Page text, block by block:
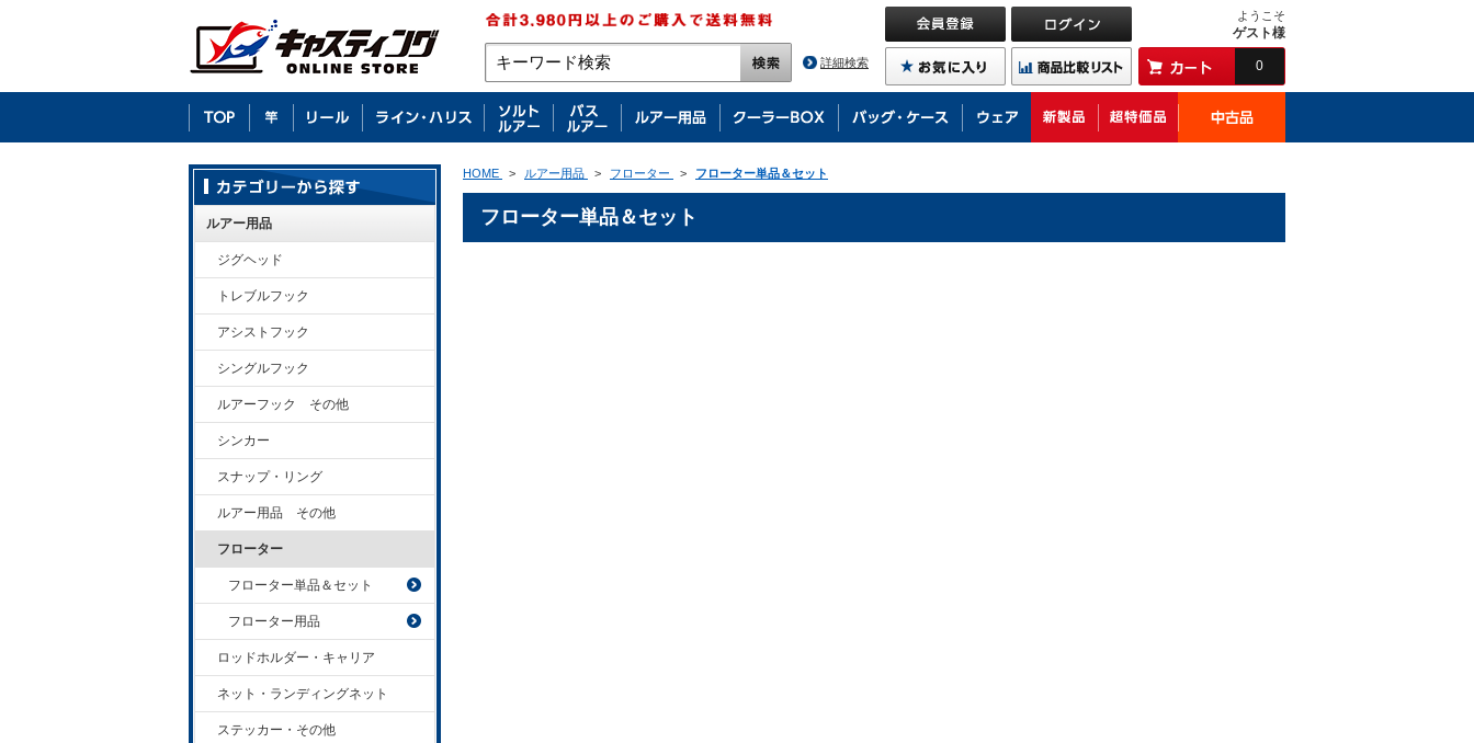
詳細検索
ようこそ
ゲスト様
0
HOME > ルアー用品 > フローター > フローター単品＆セット
フローター単品＆セット
ルアー用品
ジグヘッド
トレブルフック
アシストフック
シングルフック
ルアーフック その他
シンカー
スナップ・リング
ルアー用品 その他
フローター
フローター単品＆セット
フローター用品
ロッドホルダー・キャリア
ネット・ランディングネット
ステッカー・その他